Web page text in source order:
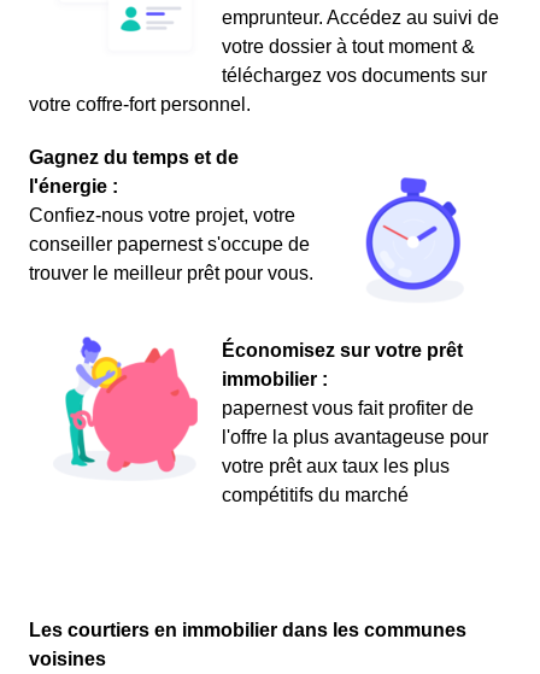
emprunteur. Accédez au suivi de
votre dossier à tout moment &
téléchargez vos documents sur
votre coffre-fort personnel.
Gagnez du temps et de
l'énergie :
Confiez-nous votre projet, votre
conseiller papernest s'occupe de
trouver le meilleur prêt pour vous.
Économisez sur votre prêt
immobilier :
papernest vous fait profiter de
l'offre la plus avantageuse pour
votre prêt aux taux les plus
compétitifs du marché
Les courtiers en immobilier dans les communes
voisines